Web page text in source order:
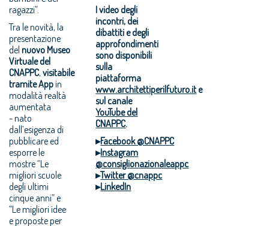
ragazzi”.
Tra le novità, la
presentazione
del nuovo Museo
Virtuale del
CNAPPC, visitabile
tramite Appin
modalità realtà
aumentata
- nato
dall’esigenza di
pubblicare ed
esporre le
mostre “Le
migliori scuole
degli ultimi
cinque anni” e
“Le migliori idee
e proposte per
I video degli
incontri, dei
dibattiti e degli
approfondimenti
sono disponibili
sulla
piattaforma
www.architettiperilfuturo.ite
sul canale
YouTube del
CNAPPC.
▸Facebook @CNAPPC
▸Instagram
@consiglionazionaleappc
▸Twitter @cnappc
▸LinkedIn